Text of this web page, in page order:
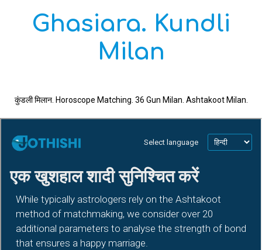
Ghasiara. Kundli
Milan
कुंडली मिलान. Horoscope Matching. 36 Gun Milan. Ashtakoot Milan.